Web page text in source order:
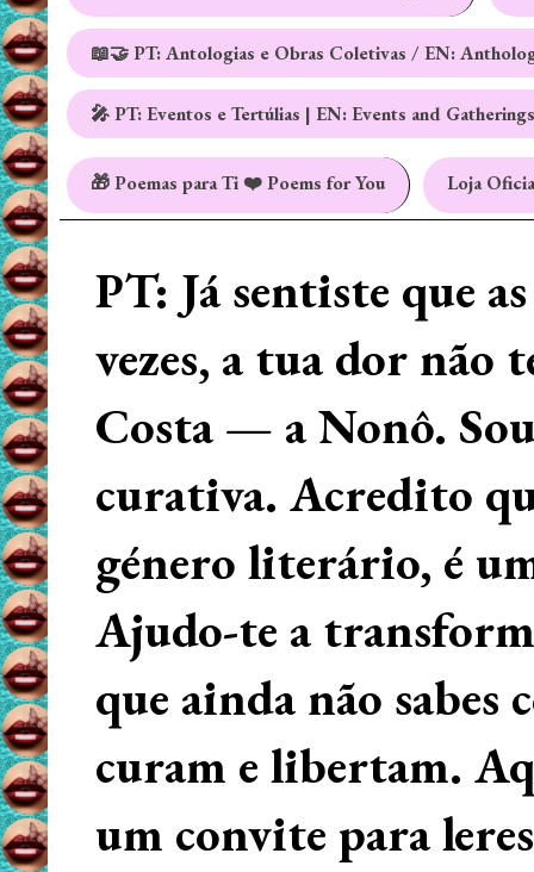
📖🤝 PT: Antologias e Obras Coletivas / EN:
🎤 PT: Eventos e Tertúlias | EN: Events and Gatherings
🎁 Poemas para Ti ❤️ Poems for You Loja
PT: Já sentiste que
vezes, a tua dor não
Costa — a Nonô.
curativa. Acredito
género literário, é
Ajudo-te a
que ainda não
curam e libertam.
um convite para